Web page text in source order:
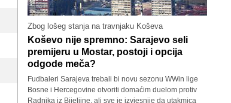
Zbog lošeg stanja na travnjaku Koševa
Koševo nije spremno: Sarajevo seli
premijeru u Mostar, postoji i opcija
odgode meča?
Fudbaleri Sarajeva trebali bi novu sezonu WWin lige
Bosne i Hercegovine otvoriti domaćim duelom protiv
Radnika iz Bijeljine, ali sve je izvjesnije da utakmica